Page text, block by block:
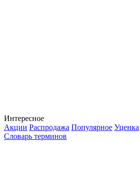
Интересное
Акции Распродажа Популярное Уценка
Словарь терминов